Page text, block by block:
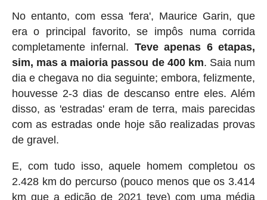
No entanto, com essa 'fera', Maurice Garin, que
era o principal favorito, se impôs numa corrida
completamente infernal. Teve apenas 6 etapas,
sim, mas a maioria passou de 400 km. Saia num
dia e chegava no dia seguinte; embora, felizmente,
houvesse 2-3 dias de descanso entre eles. Além
disso, as 'estradas' eram de terra, mais parecidas
com as estradas onde hoje são realizadas provas
de gravel.
E, com tudo isso, aquele homem completou os
2.428 km do percurso (pouco menos que os 3.414
km que a edição de 2021 teve) com uma média